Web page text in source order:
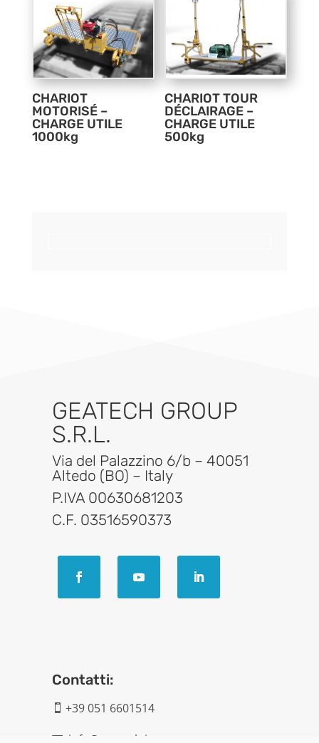
CHARIOT
MOTORISÉ –
CHARGE UTILE
1000kg
CHARIOT TOUR
DÉCLAIRAGE –
CHARGE UTILE
500kg
GEATECH GROUP
S.R.L.
Via del Palazzino 6/b – 40051
Altedo (BO) – Italy
P.IVA 00630681203
C.F. 03516590373
Contatti:
 +39 051 6601514
 info@geatech.it